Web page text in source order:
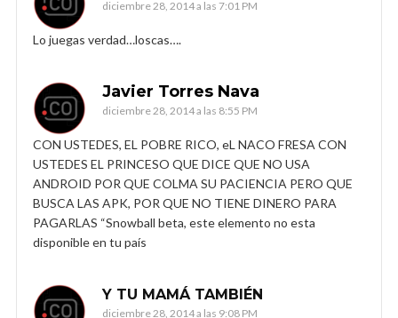
diciembre 28, 2014 a las 7:01 PM
Lo juegas verdad…loscas….
Javier Torres Nava
diciembre 28, 2014 a las 8:55 PM
CON USTEDES, EL POBRE RICO, eL NACO FRESA CON
USTEDES EL PRINCESO QUE DICE QUE NO USA
ANDROID POR QUE COLMA SU PACIENCIA PERO QUE
BUSCA LAS APK, POR QUE NO TIENE DINERO PARA
PAGARLAS “Snowball beta, este elemento no esta
disponible en tu país
Y TU MAMÁ TAMBIÉN
diciembre 28, 2014 a las 9:08 PM